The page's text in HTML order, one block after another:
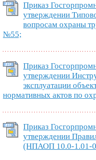
Приказ
утверждении
вопросам охраны
№55;
Приказ
утверждении
эксплуатации
нормативных актов по
Приказ
утверждении
(НПАОП 10.0-1.01-